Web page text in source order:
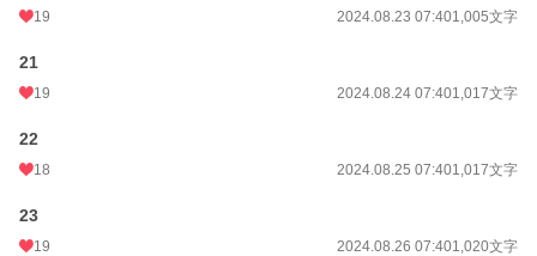
19 2024.08.23 07:401,005文字
21
19 2024.08.24 07:401,017文字
22
18 2024.08.25 07:401,017文字
23
19 2024.08.26 07:401,020文字